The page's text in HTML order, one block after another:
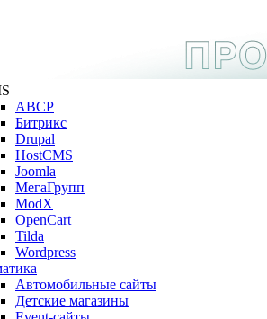
ABCP
Битрикс
Drupal
HostCMS
Joomla
МегаГрупп
ModX
OpenCart
Tilda
Wordpress
Автомобильные сайты
Детские магазины